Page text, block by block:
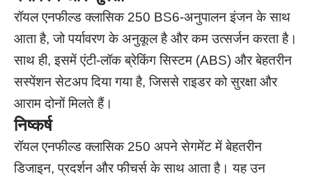
रॉयल एनफील्ड क्लासिक 250 BS6-अनुपालन इंजन के साथ
आता है, जो पर्यावरण के अनुकूल है और कम उत्सर्जन करता है।
साथ ही, इसमें एंटी-लॉक ब्रेकिंग सिस्टम (ABS) और बेहतरीन
सस्पेंशन सेटअप दिया गया है, जिससे राइडर को सुरक्षा और
आराम दोनों मिलते हैं।
निष्कर्ष
रॉयल एनफील्ड क्लासिक 250 अपने सेगमेंट में बेहतरीन
डिजाइन, प्रदर्शन और फीचर्स के साथ आता है। यह उन